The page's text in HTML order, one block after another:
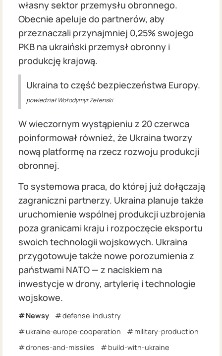
własny sektor przemysłu obronnego.
Obecnie apeluje do partnerów, aby
przeznaczali przynajmniej 0,25% swojego
PKB na ukraiński przemysł obronny i
produkcję krajową.
Ukraina to część bezpieczeństwa Europy.
powiedział Wołodymyr Zełenski
W wieczornym wystąpieniu z 20 czerwca
poinformował również, że Ukraina tworzy
nową platformę na rzecz rozwoju produkcji
obronnej.
To systemowa praca, do której już dołączają
zagraniczni partnerzy. Ukraina planuje także
uruchomienie wspólnej produkcji uzbrojenia
poza granicami kraju i rozpoczęcie eksportu
swoich technologii wojskowych. Ukraina
przygotowuje także nowe porozumienia z
państwami NATO — z naciskiem na
inwestycje w drony, artylerię i technologie
wojskowe.
Newsy
defense-industry
ukraine-europe-cooperation
military-production
drones-and-missiles
build-with-ukraine